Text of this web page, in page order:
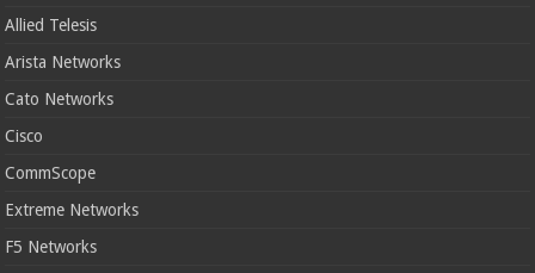
Allied Telesis
Arista Networks
Cato Networks
Cisco
CommScope
Extreme Networks
F5 Networks